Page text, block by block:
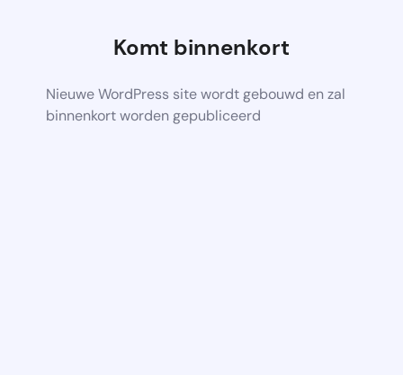
Komt binnenkort
Nieuwe WordPress site wordt gebouwd en zal
binnenkort worden gepubliceerd